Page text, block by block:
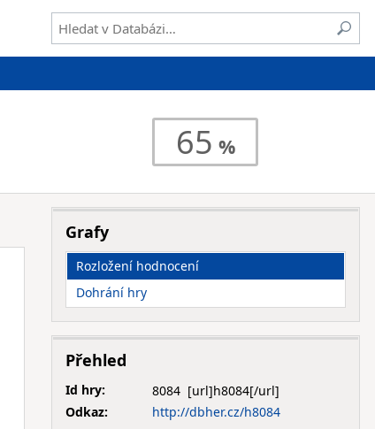
65
Grafy
Rozložení hodnocení
Dohrání hry
Přehled
Id hry:
8084
Odkaz:
http://dbher.cz/h8084